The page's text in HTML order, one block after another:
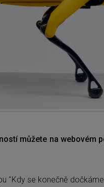
můžete na webovém
"Kdy se konečně